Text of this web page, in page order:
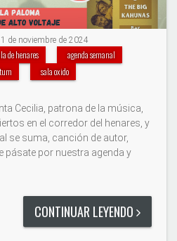
de noviembre de 2024
de henares
agenda semanal
sala oxido
Cecilia, patrona de la música,
en el corredor del henares, y
se suma, canción de autor,
pásate por nuestra agenda y
CONTINUAR LEYENDO